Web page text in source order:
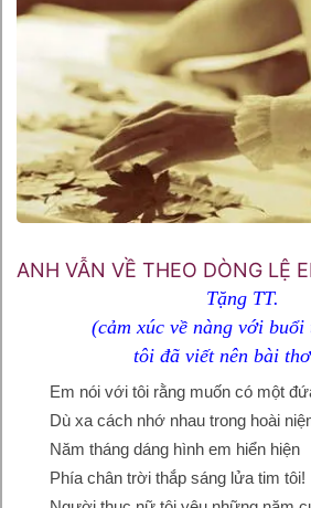
ANH VẪN VỀ THEO DÒNG LỆ
Tặng TT.
(cảm xúc về nàng với buổi
tôi đã viết nên bài
Em nói với tôi rằng muốn có một
Dù xa cách nhớ nhau trong hoài
Năm tháng dáng hình em hiển hiện
Phía chân trời thắp sáng lửa tim tôi!